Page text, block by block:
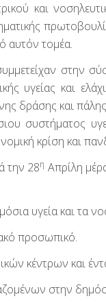
και
αυτόν τομέα.
στην
υγείας και
δράσης και
συστήματος
κρίση και
την 28η Απρίλη
υγεία και τα
προσωπικό.
κέντρων και
στην